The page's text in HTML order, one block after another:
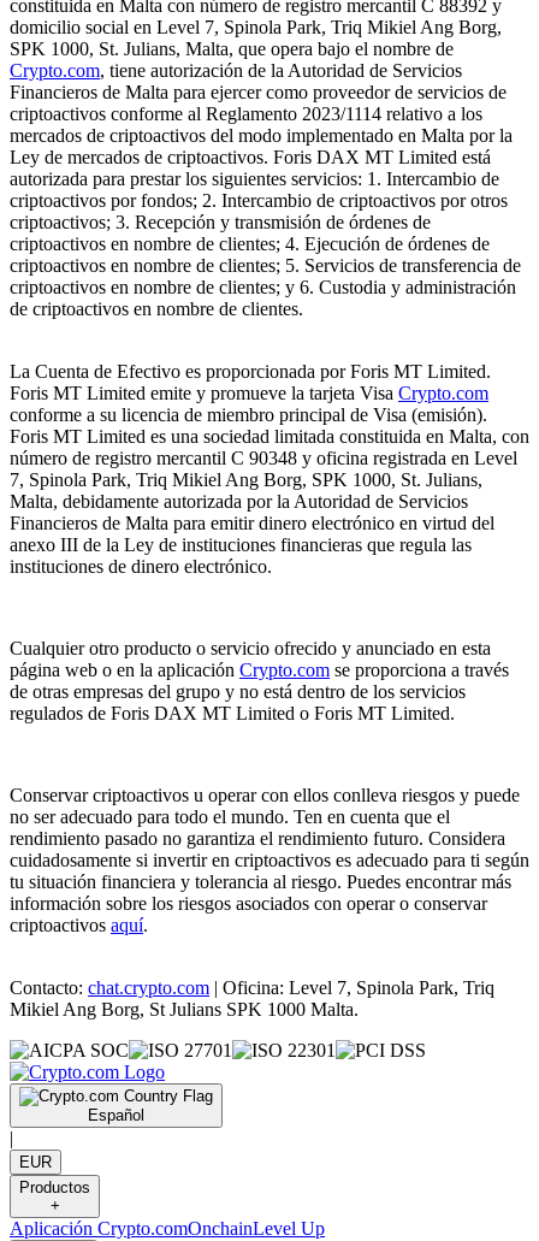
constituida en Malta con número de registro mercantil C 88392 y
domicilio social en Level 7, Spinola Park, Triq Mikiel Ang Borg,
SPK 1000, St. Julians, Malta, que opera bajo el nombre de
Crypto.com, tiene autorización de la Autoridad de Servicios
Financieros de Malta para ejercer como proveedor de servicios de
criptoactivos conforme al Reglamento 2023/1114 relativo a los
mercados de criptoactivos del modo implementado en Malta por la
Ley de mercados de criptoactivos. Foris DAX MT Limited está
autorizada para prestar los siguientes servicios: 1. Intercambio de
criptoactivos por fondos; 2. Intercambio de criptoactivos por otros
criptoactivos; 3. Recepción y transmisión de órdenes de
criptoactivos en nombre de clientes; 4. Ejecución de órdenes de
criptoactivos en nombre de clientes; 5. Servicios de transferencia de
criptoactivos en nombre de clientes; y 6. Custodia y administración
de criptoactivos en nombre de clientes.
La Cuenta de Efectivo es proporcionada por Foris MT Limited.
Foris MT Limited emite y promueve la tarjeta Visa Crypto.com
conforme a su licencia de miembro principal de Visa (emisión).
Foris MT Limited es una sociedad limitada constituida en Malta, con
número de registro mercantil C 90348 y oficina registrada en Level
7, Spinola Park, Triq Mikiel Ang Borg, SPK 1000, St. Julians,
Malta, debidamente autorizada por la Autoridad de Servicios
Financieros de Malta para emitir dinero electrónico en virtud del
anexo III de la Ley de instituciones financieras que regula las
instituciones de dinero electrónico.
Cualquier otro producto o servicio ofrecido y anunciado en esta
página web o en la aplicación Crypto.com se proporciona a través
de otras empresas del grupo y no está dentro de los servicios
regulados de Foris DAX MT Limited o Foris MT Limited.
Conservar criptoactivos u operar con ellos conlleva riesgos y puede
no ser adecuado para todo el mundo. Ten en cuenta que el
rendimiento pasado no garantiza el rendimiento futuro. Considera
cuidadosamente si invertir en criptoactivos es adecuado para ti según
tu situación financiera y tolerancia al riesgo. Puedes encontrar más
información sobre los riesgos asociados con operar o conservar
criptoactivos aquí.
Contacto: chat.crypto.com | Oficina: Level 7, Spinola Park, Triq
Mikiel Ang Borg, St Julians SPK 1000 Malta.
Español
|
EUR
Productos
+
Aplicación Crypto.comOnchainLevel Up